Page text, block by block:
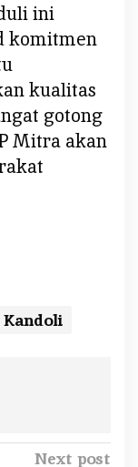
ini
komitmen
kualitas
gotong
Mitra akan
Kandoli
Next post